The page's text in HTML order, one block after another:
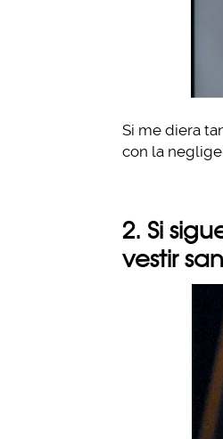
Si me diera
con la
2. Si
vestir